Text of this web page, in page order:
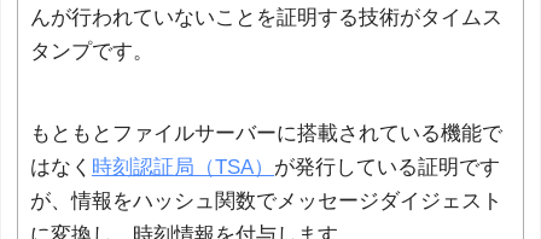
んが行われていないことを証明する技術がタイムス
タンプです。
もともとファイルサーバーに搭載されている機能で
はなく 時刻認証局（TSA） が発行している証明です
が、情報をハッシュ関数でメッセージダイジェスト